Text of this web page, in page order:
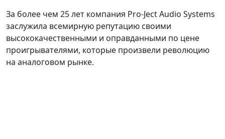
За более чем 25 лет компания Pro-Ject Audio Systems
заслужила всемирную репутацию своими
высококачественными и оправданными по цене
проигрывателями, которые произвели революцию
на аналоговом рынке.